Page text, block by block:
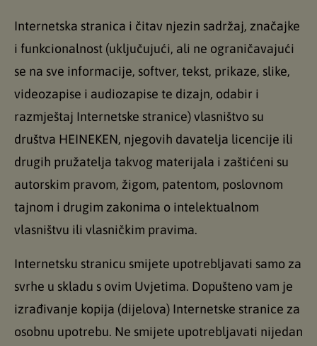
Internetska stranica i čitav njezin sadržaj, značajke
i funkcionalnost (uključujući, ali ne ograničavajući
se na sve informacije, softver, tekst, prikaze, slike,
videozapise i audiozapise te dizajn, odabir i
razmještaj Internetske stranice) vlasništvo su
društva HEINEKEN, njegovih davatelja licencije ili
drugih pružatelja takvog materijala i zaštićeni su
autorskim pravom, žigom, patentom, poslovnom
tajnom i drugim zakonima o intelektualnom
vlasništvu ili vlasničkim pravima.
Internetsku stranicu smijete upotrebljavati samo za
svrhe u skladu s ovim Uvjetima. Dopušteno vam je
izrađivanje kopija (dijelova) Internetske stranice za
osobnu upotrebu. Ne smijete upotrebljavati nijedan